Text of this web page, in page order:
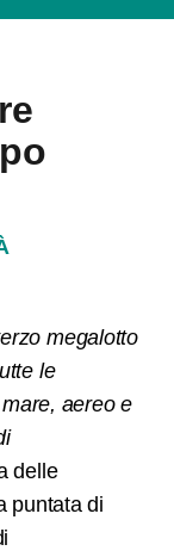
megalotto
le
aereo e
delle
puntata di